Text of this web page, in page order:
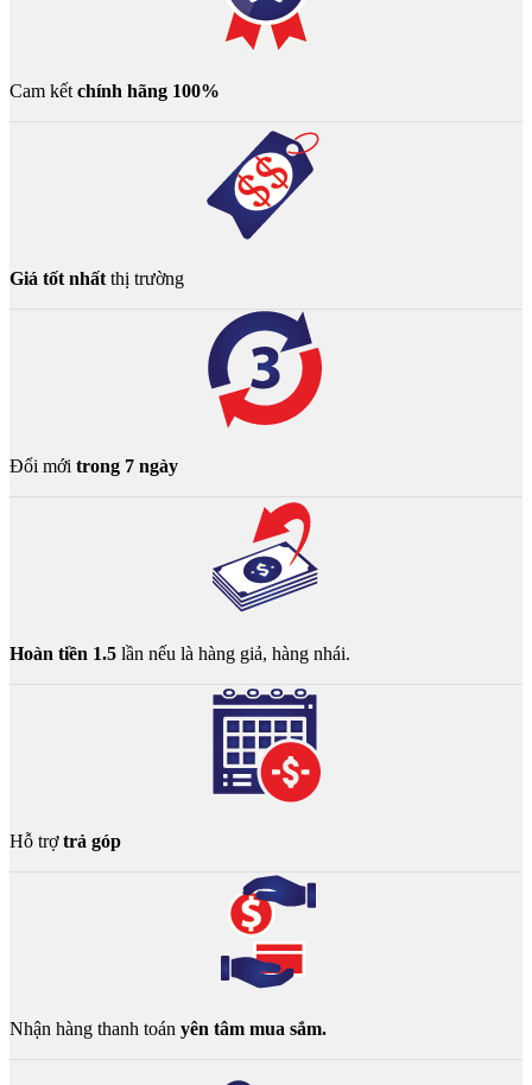
Cam kết chính hãng 100%
Giá tốt nhất thị trường
Đổi mới trong 7 ngày
Hoàn tiền 1.5 lần nếu là hàng giả, hàng nhái.
Hỗ trợtrả góp
Nhận hàng thanh toán yên tâm mua sắm.